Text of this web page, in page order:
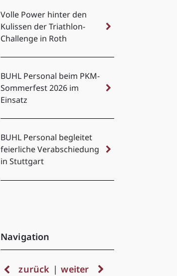
Volle Power hinter den
Kulissen der Triathlon-
Challenge in Roth
BUHL Personal beim PKM-
Sommerfest 2026 im
Einsatz
BUHL Personal begleitet
feierliche Verabschiedung
in Stuttgart
Navigation
zurück | weiter